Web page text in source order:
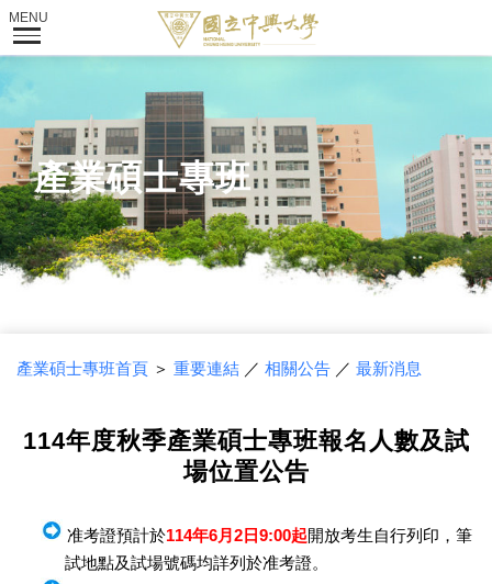
產業碩士專班
產業碩士專班首頁＞ 重要連結／ 相關公告／ 最新消息
114年度秋季產業碩士專班報名人數及試
場位置公告
准考證預計於114年6月2日9:00起開放考生自行列印，筆
試地點及試場號碼均詳列於准考證。